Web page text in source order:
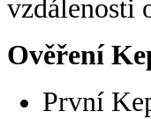
vzdálenosti
Ověření
První